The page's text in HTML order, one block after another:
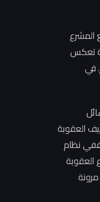
المشرع
تعكس
في
العقوبة
ففي نظام
العقوبة
135) تمنح القاضي مرونة